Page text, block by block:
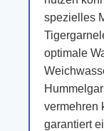
spezielles
optimale
vermehren
garantiert